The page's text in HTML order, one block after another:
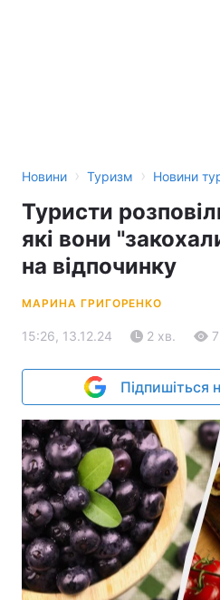
Новини › Туризм › Новини
Туристи
які вони
на відпочинку
МАРИНА ГРИГОРЕНКО
15:26, 13.12.24 2 хв.
Підпишіться